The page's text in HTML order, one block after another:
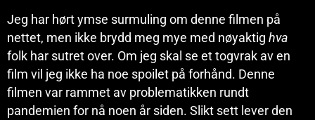
Jeg har hørt ymse surmuling om denne filmen på
nettet, men ikke brydd meg mye med nøyaktig hva
folk har sutret over. Om jeg skal se et togvrak av en
film vil jeg ikke ha noe spoilet på forhånd. Denne
filmen var rammet av problematikken rundt
pandemien for nå noen år siden. Slikt sett lever den